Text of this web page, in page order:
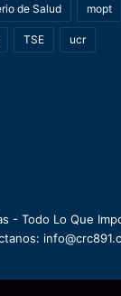
de Salud mopt
TSE ucr
- Todo Lo Que